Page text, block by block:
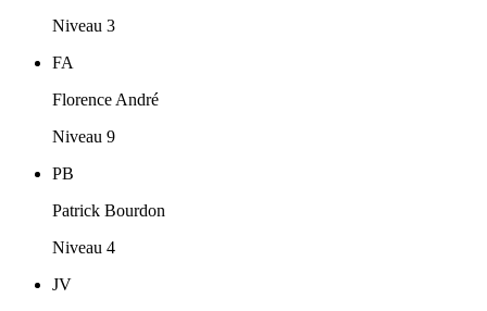
Niveau 3
FA
Florence André
Niveau 9
PB
Patrick Bourdon
Niveau 4
JV